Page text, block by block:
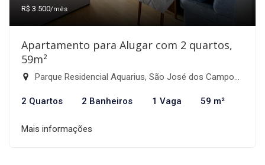
R$ 3.500/mês
Apartamento para Alugar com 2 quartos,
59m²
Parque Residencial Aquarius, São José dos Campos-SP
2 Quartos 2 Banheiros 1 Vaga 59 m²
Mais informações